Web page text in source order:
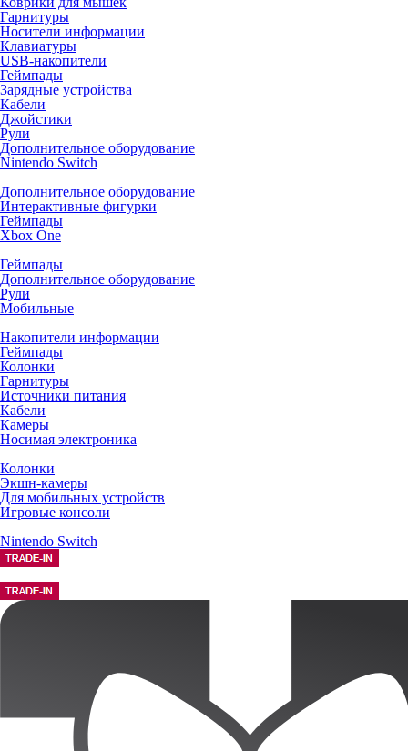
Гарнитуры
Носители информации
Клавиатуры
USB-накопители
Геймпады
Зарядные устройства
Кабели
Джойстики
Рули
Дополнительное оборудование
Nintendo Switch
Дополнительное оборудование
Интерактивные фигурки
Геймпады
Xbox One
Геймпады
Дополнительное оборудование
Рули
Мобильные
Накопители информации
Геймпады
Колонки
Гарнитуры
Источники питания
Кабели
Камеры
Носимая электроника
Колонки
Экшн-камеры
Для мобильных устройств
Игровые консоли
Nintendo Switch